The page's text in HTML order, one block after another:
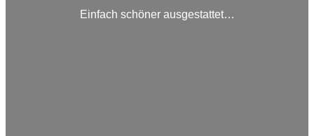
Einfach schöner ausgestattet…